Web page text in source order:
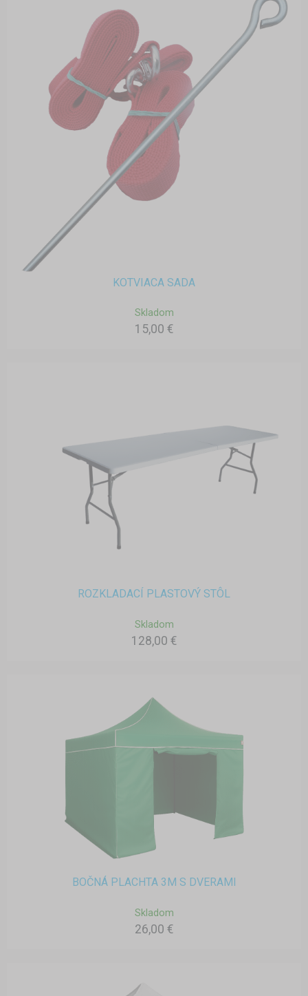
KOTVIACA SADA
Skladom
15,00 €
ROZKLADACÍ PLASTOVÝ STÔL
Skladom
128,00 €
BOČNÁ PLACHTA 3M S DVERAMI
Skladom
26,00 €